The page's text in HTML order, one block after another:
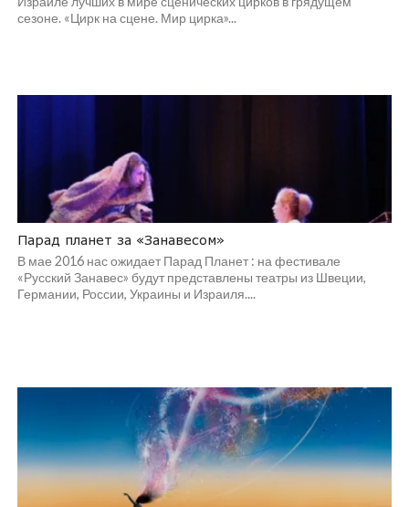
сезоне. «Цирк на сцене. Мир цирка»...
Парад планет за «Занавесом»
В мае 2016 нас ожидает Парад Планет : на фестивале
«Русский Занавес» будут представлены театры из Швеции,
Германии, России, Украины и Израиля....